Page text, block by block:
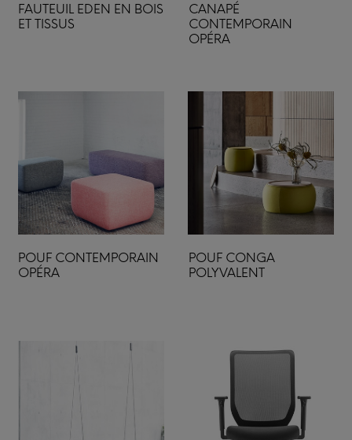
FAUTEUIL EDEN EN BOIS
ET TISSUS
CANAPÉ
CONTEMPORAIN
OPÉRA
POUF CONTEMPORAIN
OPÉRA
POUF CONGA
POLYVALENT